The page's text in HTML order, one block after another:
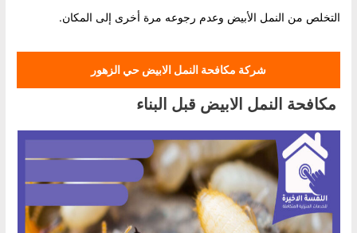
التخلص من النمل الأبيض وعدم رجوعه مرة أخرى إلى المكان.
شركة مكافحة النمل الابيض حي الزهور
مكافحة النمل الابيض قبل البناء